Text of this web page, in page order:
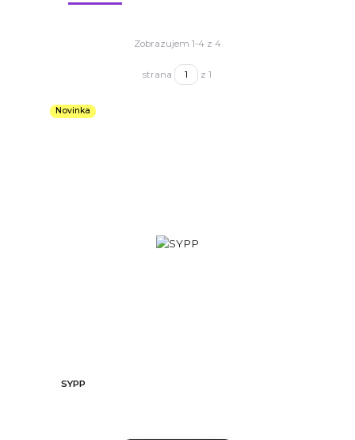
Zobrazujem 1-4 z 4
strana z 1
Novinka
SYPP